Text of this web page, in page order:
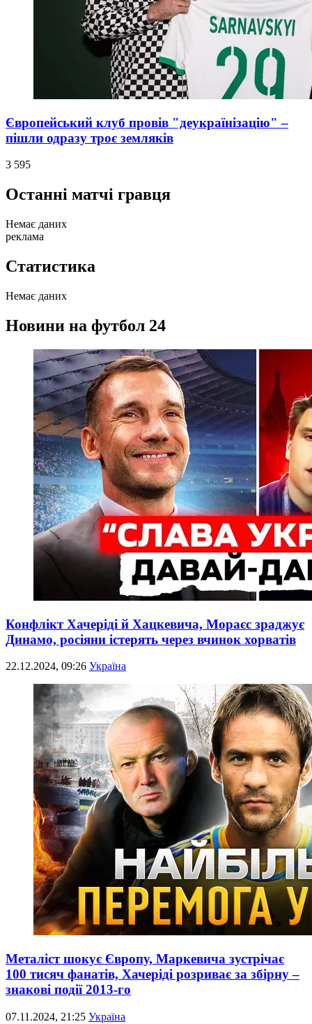
Європейський клуб провів "деукраїнізацію" –
пішли одразу троє земляків
3 595
Останні матчі гравця
Немає даних
реклама
Статистика
Немає даних
Новини на футбол 24
Конфлікт Хачеріді й Хацкевича, Мораєс зраджує
Динамо, росіяни істерять через вчинок хорватів
22.12.2024, 09:26 Україна
Металіст шокує Європу, Маркевича зустрічає
100 тисяч фанатів, Хачеріді розриває за збірну –
знакові події 2013-го
07.11.2024, 21:25 Україна